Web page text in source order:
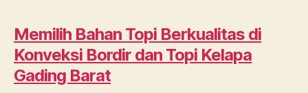
Memilih Bahan Topi Berkualitas di
Konveksi Bordir dan Topi Kelapa
Gading Barat